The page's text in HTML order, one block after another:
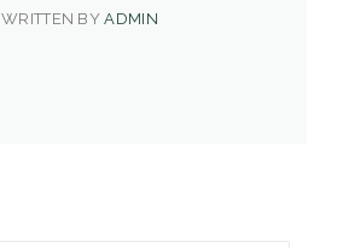
WRITTEN BYADMIN